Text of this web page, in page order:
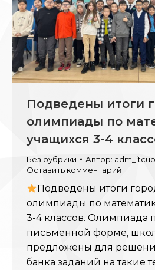
Подведены итоги
олимпиады по
учащихся 3-4
Без рубрики Автор:
Оставить комментарий
Подведены итоги
олимпиады по
3-4 классов. Олимпиада
письменной форме,
предложены для
банка заданий на такие